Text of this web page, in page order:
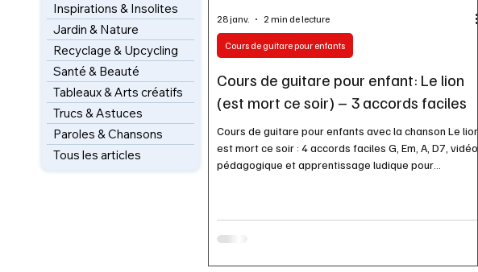
Inspirations & Insolites
Jardin & Nature
Recyclage & Upcycling
Santé & Beauté
Tableaux & Arts créatifs
Trucs & Astuces
Paroles & Chansons
Tous les articles
Cours de guitare pour enfant: Le lion
(est mort ce soir) – 3 accords faciles
Cours de guitare pour enfants avec la chanson Le lion
est mort ce soir : 4 accords faciles G, Em, A, D7, vidéo
pédagogique et apprentissage ludique pour
Cours de guitare pour enfants
28 janv. 2 min de lecture